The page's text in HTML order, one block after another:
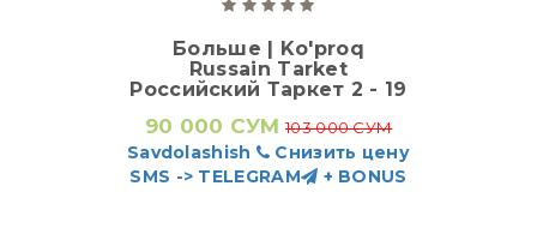
Больше | Ko'proq
Russain Tarket
Российский Таркет 2 - 19
90 000 СУМ 103 000 СУМ
Savdolashish
Снизить цену
SMS -> TELEGRAM
+ BONUS